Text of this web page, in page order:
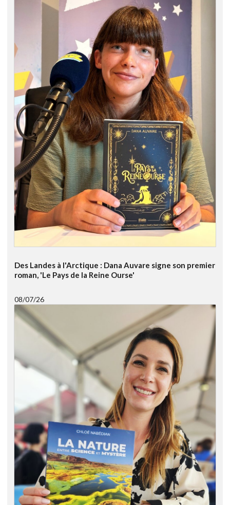
Des Landes à l'Arctique : Dana Auvare signe son premier
roman, 'Le Pays de la Reine Ourse'
08/07/26